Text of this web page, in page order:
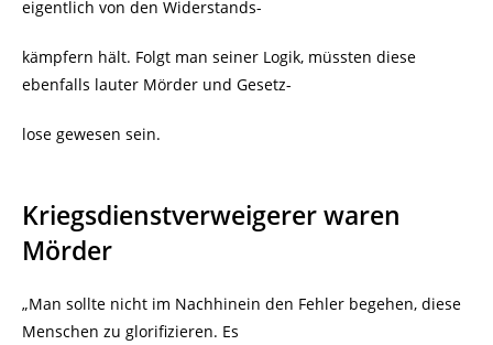
eigentlich von den Widerstands-
kämpfern hält. Folgt man seiner Logik, müssten diese
ebenfalls lauter Mörder und Gesetz-
lose gewesen sein.
Kriegsdienstverweigerer waren
Mörder
„Man sollte nicht im Nachhinein den Fehler begehen, diese
Menschen zu glorifizieren. Es